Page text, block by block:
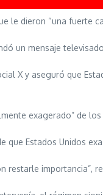
le dieron “una fuerte
un mensaje
X y aseguró que
exagerado” de
que Estados Unidos
restarle importancia”,